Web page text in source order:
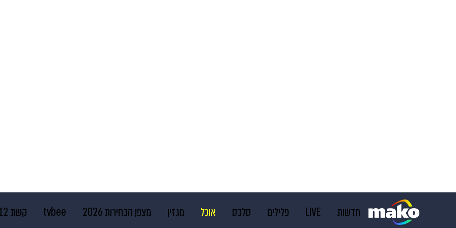
חדשות LIVE פלילים סלבס אוכל מגזין מצפן הבחירות 2026 tvbee קשת 12